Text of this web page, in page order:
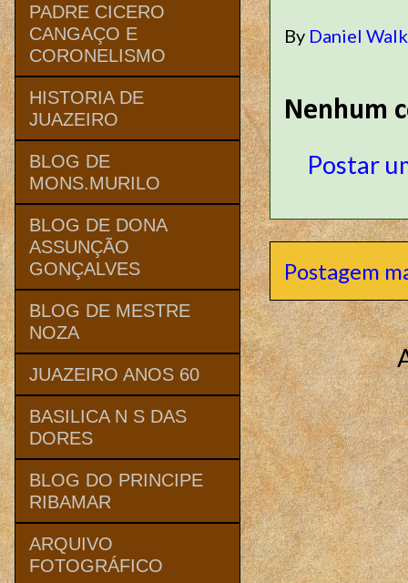
By Daniel
Nenhum
Postar
Postagem
PADRE CICERO
CANGAÇO E
CORONELISMO
HISTORIA DE
JUAZEIRO
BLOG DE
MONS.MURILO
BLOG DE DONA
ASSUNÇÃO
GONÇALVES
BLOG DE MESTRE
NOZA
JUAZEIRO ANOS 60
BASILICA N S DAS
DORES
BLOG DO PRINCIPE
RIBAMAR
ARQUIVO
FOTOGRÁFICO